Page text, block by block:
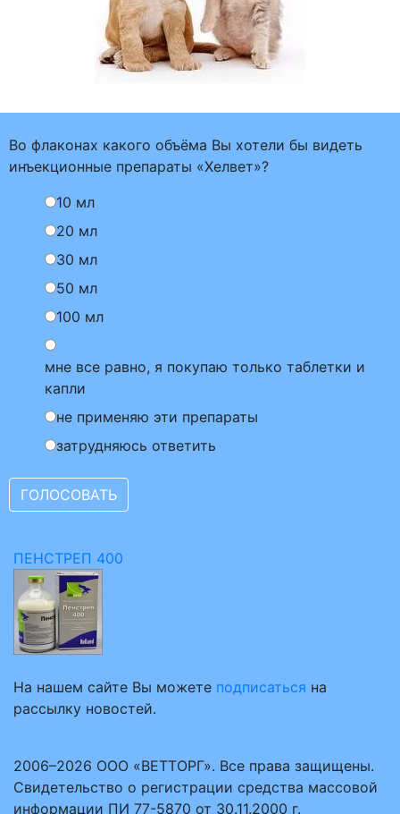
Во флаконах какого объёма Вы хотели бы видеть
инъекционные препараты «Хелвет»?
10 мл
20 мл
30 мл
50 мл
100 мл
мне все равно, я покупаю только таблетки и
капли
не применяю эти препараты
затрудняюсь ответить
ПЕНСТРЕП 400
На нашем сайте Вы можете подписаться на
рассылку новостей.
2006–2026 ООО «ВЕТТОРГ». Все права защищены.
Свидетельство о регистрации средства массовой
информации ПИ 77-5870 от 30.11.2000 г.